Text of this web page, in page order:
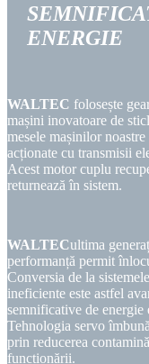
ENERGIE
WALTEC folosește
mașini inovatoare de
mesele mașinilor
acționate cu transmisii
Acest motor cuplu
returnează în sistem.
WALTECultima
performanță permit
Conversia de la
ineficiente este astfel
semnificative de
Tehnologia servo
prin reducerea
funcționării.